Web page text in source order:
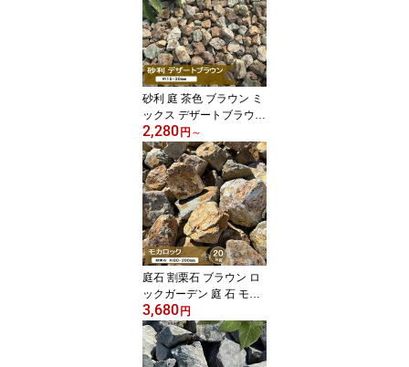
庭石 おしゃれ グラベル
ガーデニング ジャリ 約1
5-25mm
砂利 庭 茶色 ブラウン ミ
ックス デザートブラウン
20kg or 10kg 岐阜チャー
ト石 庭砂利 おしゃれ ド
ライガーデン 岐阜石 チ
ャート 石 ロックガーデ
ン じゃり 洋風砂利 庭石
砕石 敷き ガーデニング
自然石 約15-30mm 日本
産
2,280円 ～
庭石 割栗石 ブラウン ロ
ックガーデン 庭 石 モカ
ロック 20kg 岐阜チャー
ト石 割栗石 茶色 錆 庭石
置き石 ドライガーデン
自然石 岐阜石 チャート
3,680円